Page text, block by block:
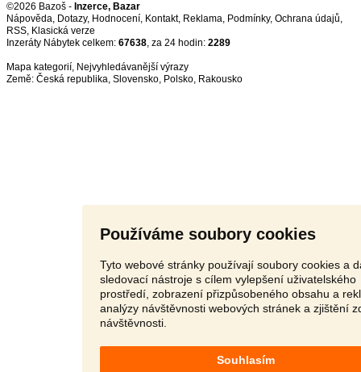
Používáme soubory cookies
Tyto webové stránky používají soubory cookies a
sledovací nástroje s cílem vylepšení uživatelského
prostředí, zobrazení přizpůsobeného obsahu a
analýzy návštěvnosti webových stránek a zjištění
návštěvnosti.
Souhlasím
©2026 Bazoš - Inzerce, Bazar
Nápověda, Dotazy, Hodnocení, Kontakt, Reklama, Podmínky, Ochrana údajů,
RSS,
Inzeráty Nábytek celkem: 67638, za 24 hodin: 2289
Mapa kategorií, Nejvyhledávanější výrazy
Země: Česká republika, Slovensko, Polsko, Rakousko